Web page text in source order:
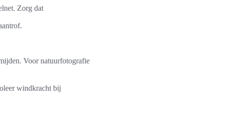
Zorg dat
Voor natuurfotografie
windkracht bij